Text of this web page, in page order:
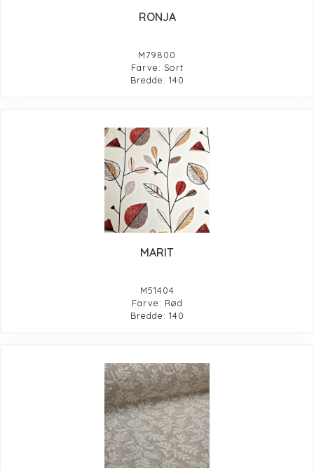
RONJA
M79800
Farve: Sort
Bredde: 140
MARIT
M51404
Farve: Rød
Bredde: 140